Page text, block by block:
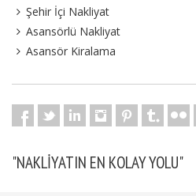
Şehir İçi Nakliyat
Asansörlü Nakliyat
Asansör Kiralama
"NAKLIYATIN EN KOLAY YOLU"